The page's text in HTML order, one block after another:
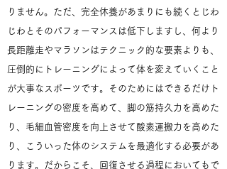
りません。ただ、完全休養があまりにも続くとじわ
じわとそのパフォーマンスは低下しますし、何より
長距離走やマラソンはテクニック的な要素よりも、
圧倒的にトレーニングによって体を変えていくこと
が大事なスポーツです。そのためにはできるだけト
レーニングの密度を高めて、脚の筋持久力を高めた
り、毛細血管密度を向上させて酸素運搬力を高めた
り、こういった体のシステムを最適化する必要があ
ります。だからこそ、回復させる過程においてもで